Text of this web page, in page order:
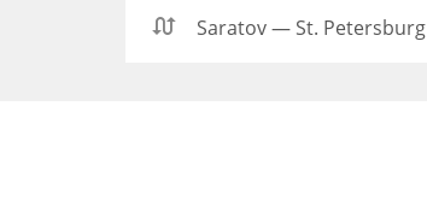
Saratov — St. Petersburg